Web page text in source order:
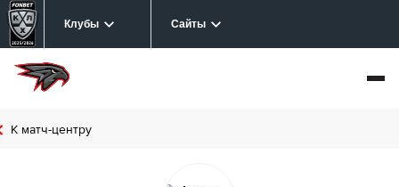
Клубы Сайты
К матч-центру